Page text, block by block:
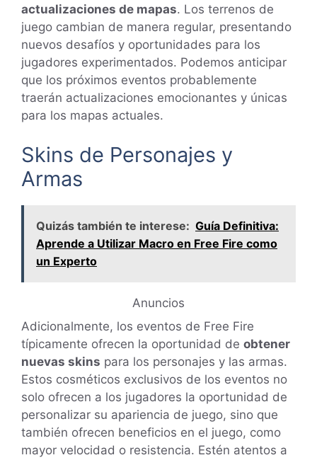
actualizaciones de mapas. Los terrenos de
juego cambian de manera regular, presentando
nuevos desafíos y oportunidades para los
jugadores experimentados. Podemos anticipar
que los próximos eventos probablemente
traerán actualizaciones emocionantes y únicas
para los mapas actuales.
Skins de Personajes y
Armas
Quizás también te interese: Guía Definitiva:
Aprende a Utilizar Macro en Free Fire como
un Experto
Anuncios
Adicionalmente, los eventos de Free Fire
típicamente ofrecen la oportunidad de obtener
nuevas skins para los personajes y las armas.
Estos cosméticos exclusivos de los eventos no
solo ofrecen a los jugadores la oportunidad de
personalizar su apariencia de juego, sino que
también ofrecen beneficios en el juego, como
mayor velocidad o resistencia. Estén atentos a